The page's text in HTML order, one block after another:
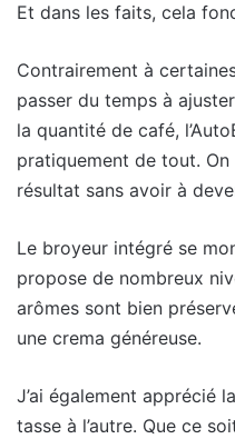
Et dans les faits, cela
Contrairement à
passer du temps à
la quantité de café,
pratiquement de tout. On
résultat sans avoir à
Le broyeur intégré se
propose de nombreux
arômes sont bien
une crema généreuse.
J’ai également apprécié
tasse à l’autre. Que ce